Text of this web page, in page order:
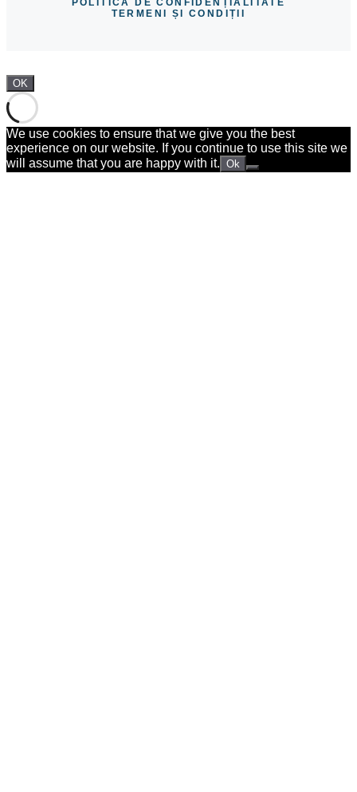
POLITICĂ DE CONFIDENȚIALITATE
TERMENI ȘI CONDIȚII
OK
We use cookies to ensure that we give you the best
experience on our website. If you continue to use this site we
will assume that you are happy with it. Ok